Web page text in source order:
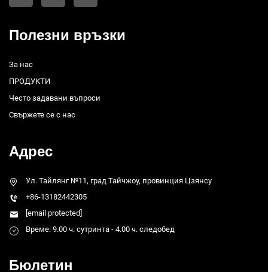
Полезни връзки
За нас
ПРОДУКТИ
Често задавани въпроси
Свържете се с нас
Адрес
Ул. Тайлянг №11, град Тайчжоу, провинция Цзянсу
+86-13182442305
[email protected]
Време: 9.00 ч. сутринта - 4.00 ч. следобед
Бюлетин